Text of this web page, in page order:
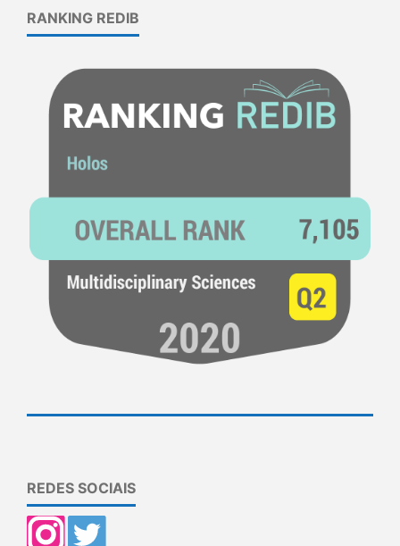
RANKING REDIB
REDES SOCIAIS